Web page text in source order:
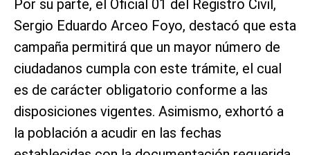
Por su parte, el Oficial 01 del Registro Civil,
Sergio Eduardo Arceo Foyo, destacó que esta
campaña permitirá que un mayor número de
ciudadanos cumpla con este trámite, el cual
es de carácter obligatorio conforme a las
disposiciones vigentes. Asimismo, exhortó a
la población a acudir en las fechas